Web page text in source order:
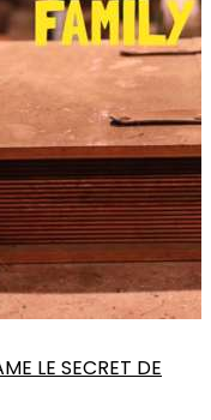
LE SECRET DE